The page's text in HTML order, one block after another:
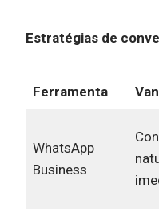
Estratégias de
Ferramenta
WhatsApp
Business